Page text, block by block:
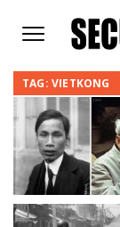
TAG: VIETKONG